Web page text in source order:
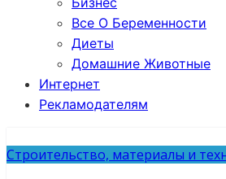
Все О Беременности
Диеты
Домашние Животные
Интернет
Рекламодателям
Строительство, материалы и